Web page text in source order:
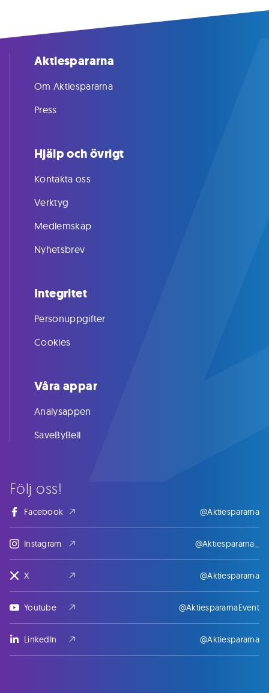
Följ oss!
Facebook @Aktiespararna
Instagram @Aktiespararna_
X @Aktiespararna
Youtube @AktiespararnaEvent
LinkedIn @Aktiespararna
Aktiespararna
Om Aktiespararna
Press
Hjälp och övrigt
Kontakta oss
Verktyg
Medlemskap
Nyhetsbrev
Integritet
Personuppgifter
Cookies
Våra appar
Analysappen
SaveByBell